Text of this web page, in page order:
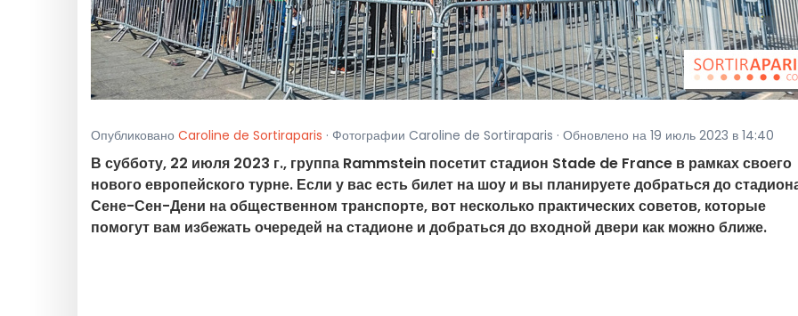
Опубликовано Caroline de Sortiraparis · Фотографии Caroline de Sortiraparis · Обновлено на 19 июль 2023 в 14:40
В субботу, 22 июля 2023 г., группа Rammstein посетит стадион Stade de France в рамках своего
нового европейского турне. Если у вас есть билет на шоу и вы планируете добраться до
Сене-Сен-Дени на общественном транспорте, вот несколько практических советов, которые
помогут вам избежать очередей на стадионе и добраться до входной двери как можно ближе.